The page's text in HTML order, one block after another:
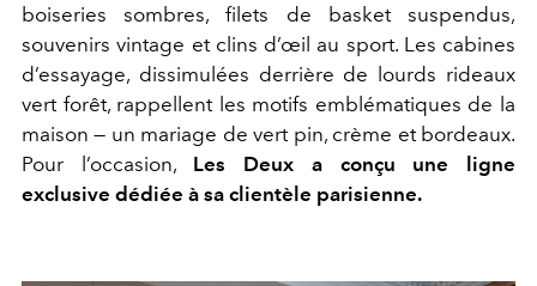
boiseries sombres, filets de basket suspendus,
souvenirs vintage et clins d’œil au sport. Les cabines
d’essayage, dissimulées derrière de lourds rideaux
vert forêt, rappellent les motifs emblématiques de la
maison — un mariage de vert pin, crème et bordeaux.
Pour l’occasion, Les Deux a conçu une ligne
exclusive dédiée à sa clientèle parisienne.